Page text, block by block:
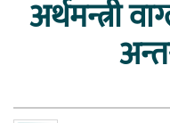
अर्थमन्त्री